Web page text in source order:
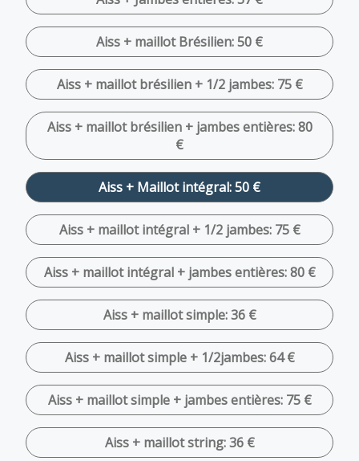
Aiss + maillot Brésilien: 50 €
Aiss + maillot brésilien + 1/2 jambes: 75 €
Aiss + maillot brésilien + jambes entières: 80
€
Aiss + Maillot intégral: 50 €
Aiss + maillot intégral + 1/2 jambes: 75 €
Aiss + maillot intégral + jambes entières: 80 €
Aiss + maillot simple: 36 €
Aiss + maillot simple + 1/2jambes: 64 €
Aiss + maillot simple + jambes entières: 75 €
Aiss + maillot string: 36 €